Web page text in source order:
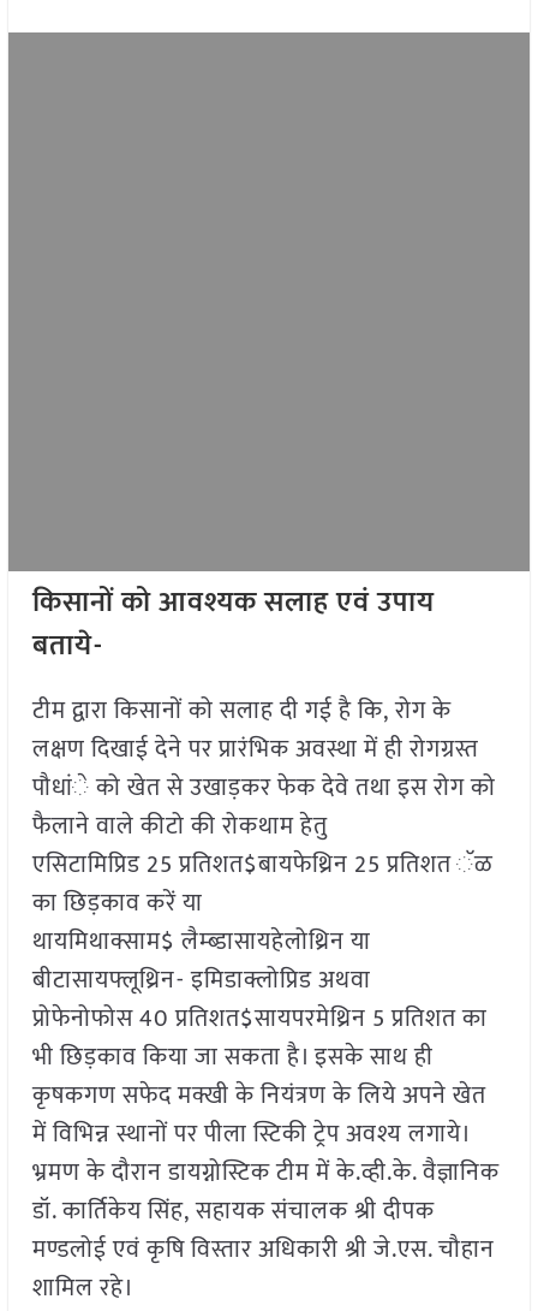
किसानों को आवश्यक सलाह एवं उपाय
बताये-
टीम द्वारा किसानों को सलाह दी गई है कि, रोग के
लक्षण दिखाई देने पर प्रारंभिक अवस्था में ही रोगग्रस्त
पौधांे को खेत से उखाड़कर फेक देवे तथा इस रोग को
फैलाने वाले कीटो की रोकथाम हेतु
एसिटामिप्रिड 25 प्रतिशत$बायफेथ्रिन 25 प्रतिशत ॅळ
का छिड़काव करें या
थायमिथाक्साम$ लैम्ब्डासायहेलोथ्रिन या
बीटासायफ्लूथ्रिन- इमिडाक्लोप्रिड अथवा
प्रोफेनोफोस 40 प्रतिशत$सायपरमेथ्रिन 5 प्रतिशत का
भी छिड़काव किया जा सकता है। इसके साथ ही
कृषकगण सफेद मक्खी के नियंत्रण के लिये अपने खेत
में विभिन्न स्थानों पर पीला स्टिकी ट्रेप अवश्य लगाये।
भ्रमण के दौरान डायग्नोस्टिक टीम में के.व्ही.के. वैज्ञानिक
डॉ. कार्तिकेय सिंह, सहायक संचालक श्री दीपक
मण्डलोई एवं कृषि विस्तार अधिकारी श्री जे.एस. चौहान
शामिल रहे।